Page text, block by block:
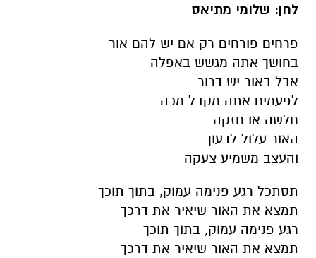
לחן: שלומי מתיאס
פרחים פורחים רק אם יש להם אור
בחושך אתה מגשש באפלה
אבל באור יש דרור
לפעמים אתה מקבל מכה
חלשה או חזקה
האור עלול לדעוך
והעצב משמיע צעקה
תסתכל רגע פנימה עמוק, בתוך תוכך
תמצא את האור שיאיר את דרכך
רגע פנימה עמוק, בתוך תוכך
תמצא את האור שיאיר את דרכך